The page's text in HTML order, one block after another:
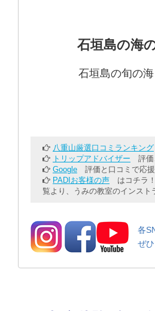
石垣島の海
石垣島の旬の
八重山厳選口コミランキング
トリップアドバイザー 評価
Google 評価と口コミで応
PADIお客様の声 はコチラ
覧より、うみの教室のインス
各
ぜ